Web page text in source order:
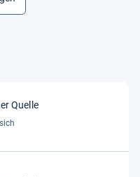
h
Quelle